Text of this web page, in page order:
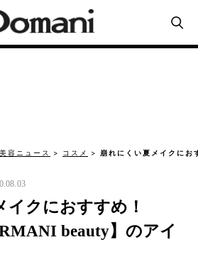
容ニュース コスメ 崩れにくい夏メイクに
イクにおすすめ！
beauty】のアイ